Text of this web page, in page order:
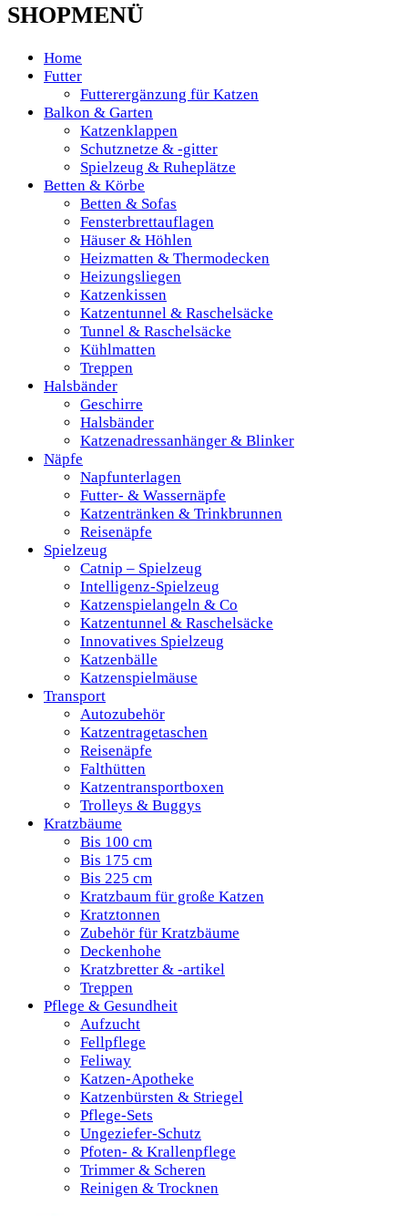
SHOPMENÜ
Home
Futter
Futterergänzung für Katzen
Balkon & Garten
Katzenklappen
Schutznetze & -gitter
Spielzeug & Ruheplätze
Betten & Körbe
Betten & Sofas
Fensterbrettauflagen
Häuser & Höhlen
Heizmatten & Thermodecken
Heizungsliegen
Katzenkissen
Katzentunnel & Raschelsäcke
Tunnel & Raschelsäcke
Kühlmatten
Treppen
Halsbänder
Geschirre
Halsbänder
Katzenadressanhänger & Blinker
Näpfe
Napfunterlagen
Futter- & Wassernäpfe
Katzentränken & Trinkbrunnen
Reisenäpfe
Spielzeug
Catnip – Spielzeug
Intelligenz-Spielzeug
Katzenspielangeln & Co
Katzentunnel & Raschelsäcke
Innovatives Spielzeug
Katzenbälle
Katzenspielmäuse
Transport
Autozubehör
Katzentragetaschen
Reisenäpfe
Falthütten
Katzentransportboxen
Trolleys & Buggys
Kratzbäume
Bis 100 cm
Bis 175 cm
Bis 225 cm
Kratzbaum für große Katzen
Kratztonnen
Zubehör für Kratzbäume
Deckenhohe
Kratzbretter & -artikel
Treppen
Pflege & Gesundheit
Aufzucht
Fellpflege
Feliway
Katzen-Apotheke
Katzenbürsten & Striegel
Pflege-Sets
Ungeziefer-Schutz
Pfoten- & Krallenpflege
Trimmer & Scheren
Reinigen & Trocknen